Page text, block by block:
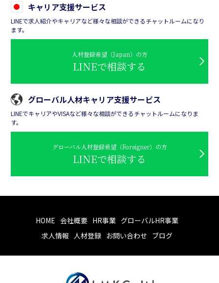
キャリア支援サービス
LINEで求人紹介やキャリアなど様々な相談ができるチャットルームになり
ます。
人材登録希望（Japan）の方
LINEで相談する
グローバル人材キャリア支援サービス
LINEでキャリアやVISAなど様々な相談ができるチャットルームになりま
す。
グローバル人材登録希望（Foreigner）の方
LINEで相談する
HOME 会社概要 HR事業 グローバルHR事業
求人情報
人材登録 お問い合わせ ブログ